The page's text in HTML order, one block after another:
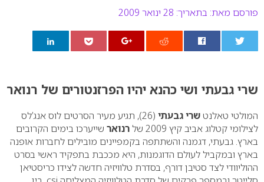
פורסם מאת: בתאריך: 28 ינואר 2009
שרי גבעתי ושי כהנא יהיו הפרזנטורים של רנואר
המולטי טאלנטשרי גבעתי
(26), תגיע מעיר הסרטים לוס אנג’לס
לצילומי קטלוג אביב קיץ 2009 של
רנואר שייערכו בימים הקרובים
בארץ. גבעתי, דגמנה והשתתפה בקמפיינים מובילים לחברות אופנה
בארץ ובמקביל לעולם הדוגמנות, היא מככבת בתפקיד ראשי בסרט
ההוליוודי לצד סטיבן דורף, בסדרת טלוויזיה חדשה לצידו כריסטיאן